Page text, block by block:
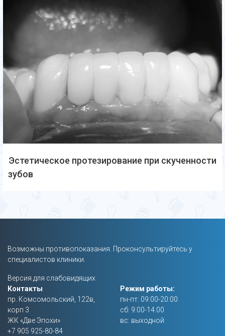
Эстетическое протезирование при скученности
зубов
Возможны противопоказания. Проконсультируйтесь у
специалистов клиники.
Версия для слабовидящих
Контакты
пр. Комсомольский, 122в,
корп 3
ЖК «Две Эпохи»
+7 905 925-80-84
Режим работы:
пн-пт: 09:00-20:00
сб: 9:00-14:00
вс: выходной